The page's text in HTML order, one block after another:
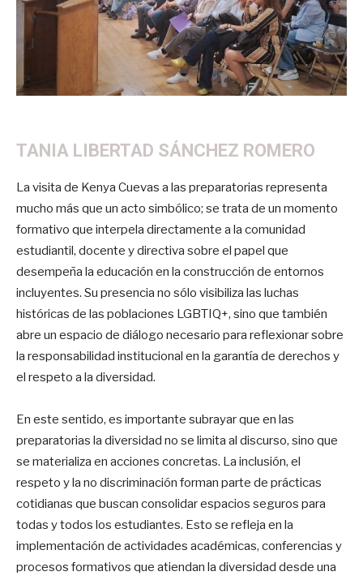
TANIA LIBERTAD SÁNCHEZ ROMERO
La visita de Kenya Cuevas a las preparatorias representa
mucho más que un acto simbólico; se trata de un momento
formativo que interpela directamente a la comunidad
estudiantil, docente y directiva sobre el papel que
desempeña la educación en la construcción de entornos
incluyentes. Su presencia no sólo visibiliza las luchas
históricas de las poblaciones LGBTIQ+, sino que también
abre un espacio de diálogo necesario para reflexionar sobre
la responsabilidad institucional en la garantía de derechos y
el respeto a la diversidad.
En este sentido, es importante subrayar que en las
preparatorias la diversidad no se limita al discurso, sino que
se materializa en acciones concretas. La inclusión, el
respeto y la no discriminación forman parte de prácticas
cotidianas que buscan consolidar espacios seguros para
todas y todos los estudiantes. Esto se refleja en la
implementación de actividades académicas, conferencias y
procesos formativos que atiendan la diversidad desde una